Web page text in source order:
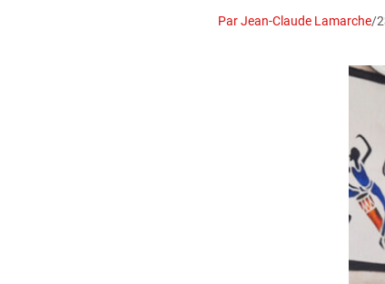
Par Jean-Claude Lamarche/